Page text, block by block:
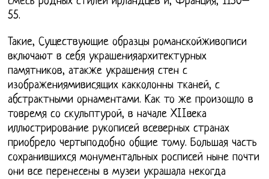
55.
Такие, Существующие образцы романскойживописи
включают в себя украшенияархитектурных
памятников, атакже украшения стен с
изображениямивисящих какколонны тканей, с
абстрактными орнаментами. Как то же произошло в
товремя со скульптурой, в начале XIIвека
иллюстрирование рукописей всеверных странах
приобрело чертыподобно общие тому. Большая часть
сохранившихся монументальных росписей ныне почти
они все перенесены в музеи украшала некогда